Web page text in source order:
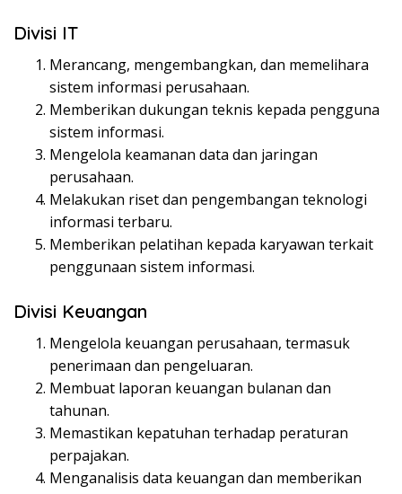
Divisi IT
Merancang, mengembangkan, dan memelihara
sistem informasi perusahaan.
Memberikan dukungan teknis kepada pengguna
sistem informasi.
Mengelola keamanan data dan jaringan
perusahaan.
Melakukan riset dan pengembangan teknologi
informasi terbaru.
Memberikan pelatihan kepada karyawan terkait
penggunaan sistem informasi.
Divisi Keuangan
Mengelola keuangan perusahaan, termasuk
penerimaan dan pengeluaran.
Membuat laporan keuangan bulanan dan
tahunan.
Memastikan kepatuhan terhadap peraturan
perpajakan.
Menganalisis data keuangan dan memberikan